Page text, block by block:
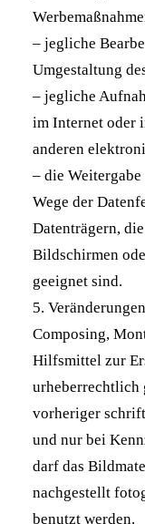
– jegliche
Umgestaltung
– jegliche
im Internet oder
anderen
– die
Wege der
Datenträgern,
Bildschirmen
geeignet sind.
5.
Composing,
Hilfsmittel zur
urheberrechtlich
vorheriger
und nur bei
darf das
nachgestellt
benutzt werden.